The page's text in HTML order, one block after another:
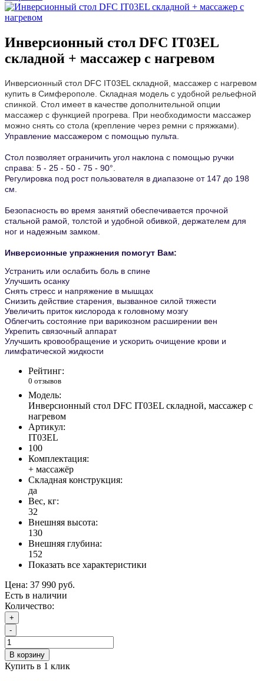
Инверсионный стол DFC IT03EL
складной + массажер с нагревом
Инверсионный стол DFC IT03EL складной, массажер с нагревом
купить в Симферополе. Складная модель с удобной рельефной
спинкой. Стол имеет в качестве дополнительной опции
массажер с функцией прогрева. При необходимости массажер
можно снять со стола (крепление через ремни с пряжками).
Управление массажером c помощью пульта.
Стол позволяет ограничить угол наклона с помощью ручки
справа: 5 - 25 - 50 - 75 - 90°.
Регулировка под рост пользователя в диапазоне от 147 до 198
см.
Безопасность во время занятий обеспечивается прочной
стальной рамой, толстой и удобной обивкой, держателем для
ног и надежным замком.
Инверсионные упражнения помогут Вам:
Устранить или ослабить боль в спине
Улучшить осанку
Cнять стресс и напряжение в мышцах
Снизить действие старения, вызванное силой тяжести
Увеличить приток кислорода к головному мозгу
Облегчить состояние при варикозном расширении вен
Укрепить связочный аппарат
Улучшить кровообращение и ускорить очищение крови и
лимфатической жидкости
Рейтинг:
0 отзывов
Модель:
Инверсионный стол DFC IT03EL складной, массажер с
нагревом
Артикул:
IT03EL
100
Комплектация:
+ массажёр
Складная конструкция:
да
Вес, кг:
32
Внешняя высота:
130
Внешняя глубина:
152
Показать все характеристики
Цена: 37 990 руб.
Есть в наличии
Количество:
+
-
В корзину
Купить в 1 клик